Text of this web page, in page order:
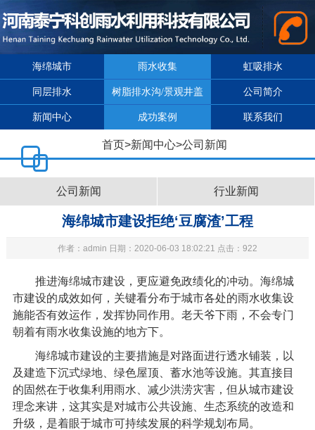
海绵城市 雨水收集 虹吸排水
同层排水 树脂排水沟/景观井盖 公司简介
新闻中心 成功案例 联系我们
首页>新闻中心>公司新闻
公司新闻 行业新闻
海绵城市建设拒绝‘豆腐渣’工程
作者：admin 日期：2020-06-03 18:02:21 点击：922
推进海绵城市建设，更应避免政绩化的冲动。海绵城
市建设的成效如何，关键看分布于城市各处的雨水收集设
施能否有效运作，发挥协同作用。老天爷下雨，不会专门
朝着有雨水收集设施的地方下。
海绵城市建设的主要措施是对路面进行透水铺装，以
及建造下沉式绿地、绿色屋顶、蓄水池等设施。其直接目
的固然在于收集利用雨水、减少洪涝灾害，但从城市建设
理念来讲，这其实是对城市公共设施、生态系统的改造和
升级，是着眼于城市可持续发展的科学规划布局。